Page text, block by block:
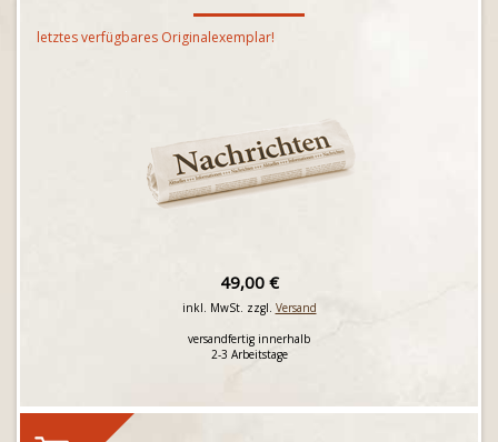
letztes verfügbares Originalexemplar!
49,00 €
inkl. MwSt. zzgl. Versand
versandfertig innerhalb
2-3 Arbeitstage